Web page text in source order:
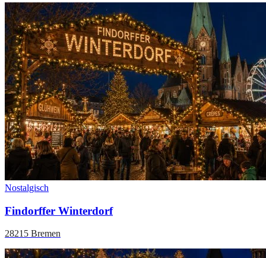
Nostalgisch
Findorffer Winterdorf
28215 Bremen